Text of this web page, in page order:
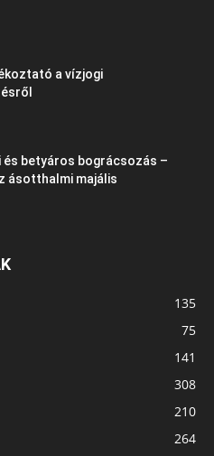
a vízjogi
és betyáros bográcsozás –
ásotthalmi majális
135
75
141
308
210
264